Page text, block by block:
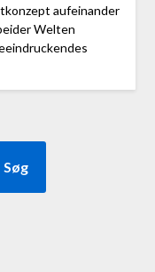
aufeinander
Welten
Søg